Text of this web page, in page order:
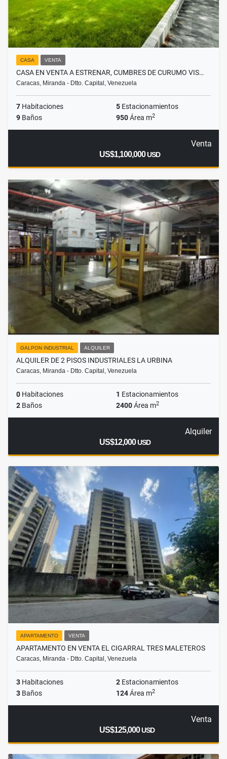
CASA VENTA
CASA EN VENTA A ESTRENAR, CUMBRES DE CURUMO VIS…
Caracas, Miranda - Dtto. Capital, Venezuela
7 Habitaciones 5 Estacionamientos
9 Baños 950Área m2
Venta
US$1,100,000USD
GALPON INDUSTRIAL ALQUILER
ALQUILER DE 2 PISOS INDUSTRIALES LA URBINA
Caracas, Miranda - Dtto. Capital, Venezuela
0 Habitaciones 1 Estacionamientos
2 Baños 2400Área m2
Alquiler
US$12,000USD
APARTAMENTO VENTA
APARTAMENTO EN VENTA EL CIGARRAL TRES MALETEROS
Caracas, Miranda - Dtto. Capital, Venezuela
3 Habitaciones 2 Estacionamientos
3 Baños 124Área m2
Venta
US$125,000USD